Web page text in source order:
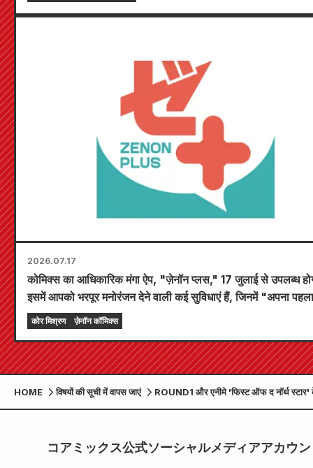
2026.07.17
कोमिक्स का आधिकारिक मंगा ऐप, "ज़ेनॉन प्लस," 17 जुलाई से उपलब्ध
इसमें आपको भरपूर मनोरंजन देने वाली कई सुविधाएं हैं, जिनमें "अपना
अध्याय चुनें" और "दैनिक अपडेट" शामिल हैं!
कोर मिश्रण ज़ेनॉन कॉमिक्स
HOME विषयों की सूची में वापस जाएं
ROUND1 और एनीमे 'फिस्ट ऑफ द नॉर्थ स्टार'
コアミックス公式ソーシャルメディアアカウ